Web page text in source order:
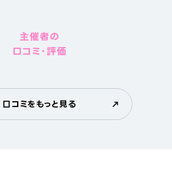
主催者の
口コミ・評価
口コミをもっと見る